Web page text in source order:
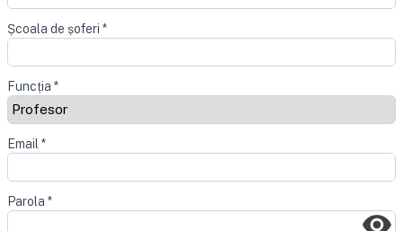
Școala de șoferi *
Funcția *
Email *
Parola *